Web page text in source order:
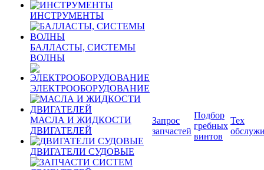
ИНСТРУМЕНТЫ
БАЛЛАСТЫ, СИСТЕМЫ
ВОЛНЫ
ЭЛЕКТРООБОРУДОВАНИЕ
МАСЛА И ЖИДКОСТИ
ДВИГАТЕЛЕЙ
ДВИГАТЕЛИ СУДОВЫЕ
Запрос
запчастей
Подбор
гребных
винтов
Тех